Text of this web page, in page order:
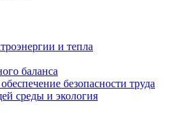
и тепла
баланса
безопасности труда
среды и экология